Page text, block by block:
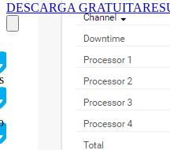
DESCARGA GRATUITA